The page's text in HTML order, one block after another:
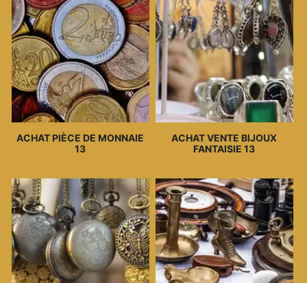
ACHAT PIÈCE DE MONNAIE
13
ACHAT VENTE BIJOUX
FANTAISIE 13